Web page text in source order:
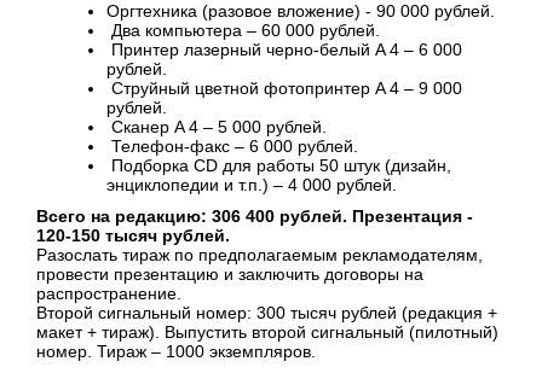
Оргтехника (разовое вложение) - 90 000 рублей.
Два компьютера – 60 000 рублей.
Принтер лазерный черно-белый A 4 – 6 000
рублей.
Струйный цветной фотопринтер A 4 – 9 000
рублей.
Сканер A 4 – 5 000 рублей.
Телефон-факс – 6 000 рублей.
Подборка CD для работы 50 штук (дизайн,
энциклопедии и т.п.) – 4 000 рублей.
Всего на редакцию: 306 400 рублей. Презентация -
120-150 тысяч рублей.
Разослать тираж по предполагаемым рекламодателям,
провести презентацию и заключить договоры на
распространение.
Второй сигнальный номер: 300 тысяч рублей (редакция +
макет + тираж). Выпустить второй сигнальный (пилотный)
номер. Тираж – 1000 экземпляров.